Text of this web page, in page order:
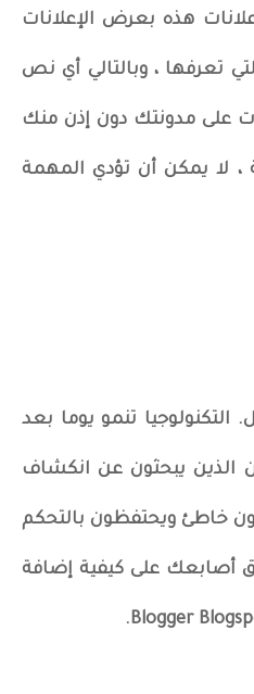
هذه بعرض الإعلانات
تعرفها ، وبالتالي أي نص
على مدونتك دون إذن منك
لا يمكن أن تؤدي المهمة
التكنولوجيا تنمو يوما بعد
الذين يبحثون عن انكشاف
خاطئ ويحتفظون بالتحكم
أصابعك على كيفية إضافة